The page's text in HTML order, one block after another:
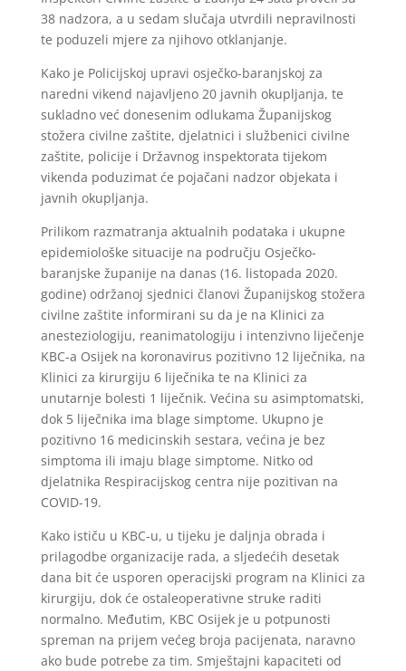
38 nadzora, a u sedam slučaja utvrdili nepravilnosti
te poduzeli mjere za njihovo otklanjanje.
Kako je Policijskoj upravi osječko-baranjskoj za
naredni vikend najavljeno 20 javnih okupljanja, te
sukladno već donesenim odlukama Županijskog
stožera civilne zaštite, djelatnici i službenici civilne
zaštite, policije i Državnog inspektorata tijekom
vikenda poduzimat će pojačani nadzor objekata i
javnih okupljanja.
Prilikom razmatranja aktualnih podataka i ukupne
epidemiološke situacije na području Osječko-
baranjske županije na danas (16. listopada 2020.
godine) održanoj sjednici članovi Županijskog stožera
civilne zaštite informirani su da je na Klinici za
anesteziologiju, reanimatologiju i intenzivno liječenje
KBC-a Osijek na koronavirus pozitivno 12 liječnika, na
Klinici za kirurgiju 6 liječnika te na Klinici za
unutarnje bolesti 1 liječnik. Većina su asimptomatski,
dok 5 liječnika ima blage simptome. Ukupno je
pozitivno 16 medicinskih sestara, većina je bez
simptoma ili imaju blage simptome. Nitko od
djelatnika Respiracijskog centra nije pozitivan na
COVID-19.
Kako ističu u KBC-u, u tijeku je daljnja obrada i
prilagodbe organizacije rada, a sljedećih desetak
dana bit će usporen operacijski program na Klinici za
kirurgiju, dok će ostaleoperativne struke raditi
normalno. Međutim, KBC Osijek je u potpunosti
spreman na prijem većeg broja pacijenata, naravno
ako bude potrebe za tim. Smještajni kapaciteti od